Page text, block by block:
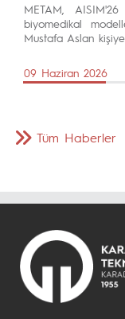
METAM,
biyomedikal
Mustafa Aslan
09 Haziran 2026
Tüm Haberler